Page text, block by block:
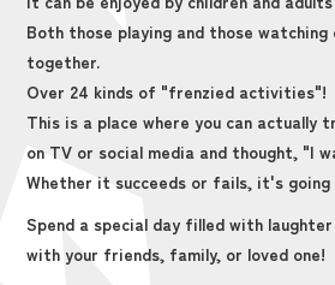
Both those playing and those
together.
Over 24 kinds of "frenzied activities"!
This is a place where you can actually
on TV or social media and thought, "I
Whether it succeeds or fails, it's going
Spend a special day filled with
with your friends, family, or loved one!